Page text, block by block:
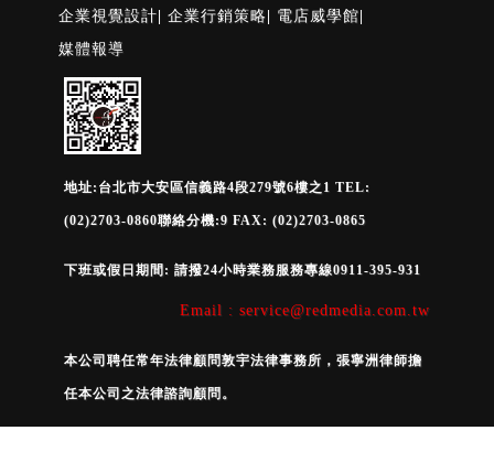
企業視覺設計
企業行銷策略 電店威學館
媒體報導
地址:台北市大安區信義路4段279號6樓之1 TEL:
(02)2703-0860聯絡分機:9 FAX: (02)2703-0865
下班或假日期間: 請撥24小時業務服務專線0911-395-931
Email : service@redmedia.com.tw
本公司聘任常年法律顧問敦宇法律事務所，張寧洲律師擔
任本公司之法律諮詢顧問。